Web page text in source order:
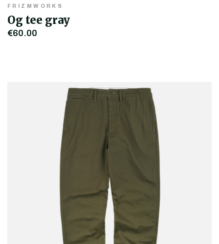
FRIZMWORKS
Og tee gray
€60,00